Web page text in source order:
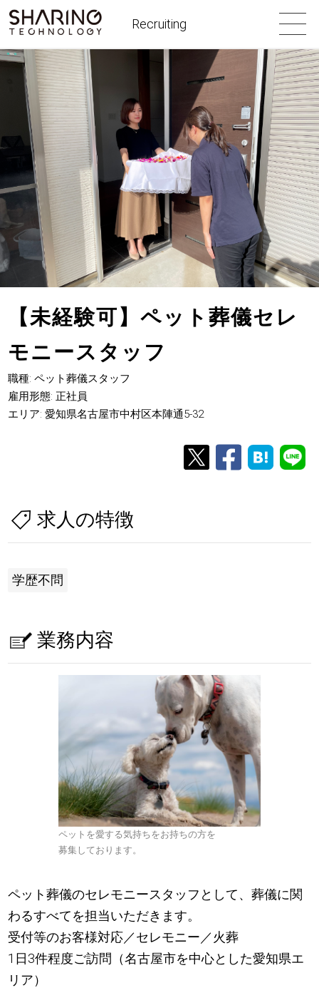
Recruiting
【未経験可】ペット葬儀セレ
モニースタッフ
職種: ペット葬儀スタッフ
雇用形態: 正社員
エリア: 愛知県名古屋市中村区本陣通5-32
求人の特徴
学歴不問
業務内容
ペットを愛する気持ちをお持ちの方を
募集しております。
ペット葬儀のセレモニースタッフとして、葬儀に関
わるすべてを担当いただきます。
受付等のお客様対応／セレモニー／火葬
1日3件程度ご訪問（名古屋市を中心とした愛知県エ
リア）